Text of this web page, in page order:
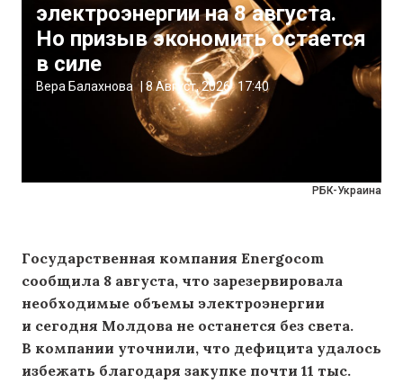
РБК-Украина
электроэнергии на 8 августа.
Но призыв экономить остается
в силе
Вера Балахнова 8 Август, 2026 17:40
Государственная компания Energocom
сообщила 8 августа, что зарезервировала
необходимые объемы электроэнергии
и сегодня Молдова не останется без света.
В компании уточнили, что дефицита удалось
избежать благодаря закупке почти 11 тыс.